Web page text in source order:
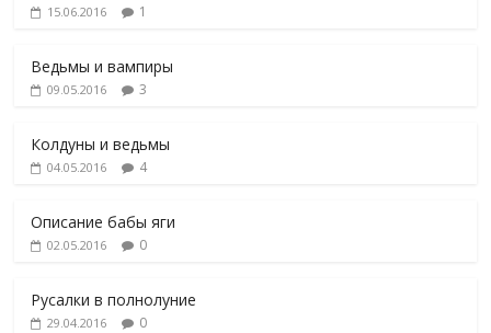
15.06.2016 1
Ведьмы и вампиры
09.05.2016 3
Колдуны и ведьмы
04.05.2016 4
Описание бабы яги
02.05.2016 0
Русалки в полнолуние
29.04.2016 0